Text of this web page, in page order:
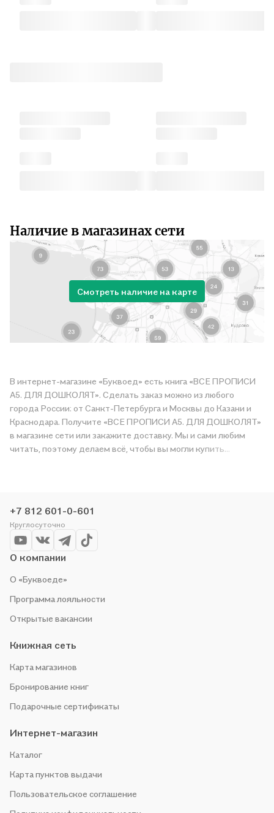
Наличие в магазинах сети
Смотреть наличие на карте
В интернет-магазине «Буквоед» есть книга «ВСЕ ПРОПИСИ
А5. ДЛЯ ДОШКОЛЯТ». Сделать заказ можно из любого
города России: от Санкт-Петербурга и Москвы до Казани и
Краснодара. Получите «ВСЕ ПРОПИСИ А5. ДЛЯ ДОШКОЛЯТ»
в магазине сети или закажите доставку. Мы и сами любим
читать, поэтому делаем всё, чтобы вы могли купить
+7 812 601-0-601
Круглосуточно
О компании
О «Буквоеде»
Программа лояльности
Открытые вакансии
Книжная сеть
Карта магазинов
Бронирование книг
Подарочные сертификаты
Интернет-магазин
Каталог
Карта пунктов выдачи
Пользовательское соглашение